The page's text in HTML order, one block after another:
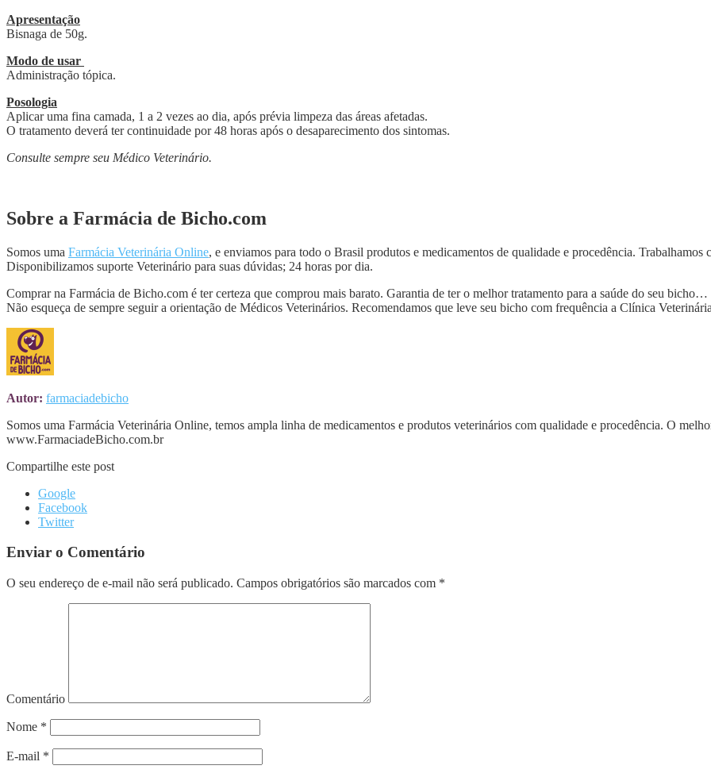
Apresentação
Bisnaga de 50g.
Modo de usar
Administração tópica.
Posologia
Aplicar uma fina camada, 1 a 2 vezes ao dia, após prévia limpeza das áreas afetadas.
O tratamento deverá ter continuidade por 48 horas após o desaparecimento dos sintomas.
Consulte sempre seu Médico Veterinário.
Sobre a Farmácia de Bicho.com
Somos uma Farmácia Veterinária Online, e enviamos para todo o Brasil produtos e medicamentos de qualidade e procedência.
Disponibilizamos suporte Veterinário para suas dúvidas; 24 horas por dia.
Comprar na Farmácia de Bicho.com é ter certeza que comprou mais barato. Garantia de ter o melhor tratamento para a saúde do seu
Não esqueça de sempre seguir a orientação de Médicos Veterinários. Recomendamos que leve seu bicho com frequência a Clínica
Autor: farmaciadebicho
Somos uma Farmácia Veterinária Online, temos ampla linha de medicamentos e produtos veterinários com qualidade e procedência. O
www.FarmaciadeBicho.com.br
Compartilhe este post
Google
Facebook
Twitter
Enviar o Comentário
O seu endereço de e-mail não será publicado. Campos obrigatórios são marcados com *
Comentário
Nome *
E-mail *